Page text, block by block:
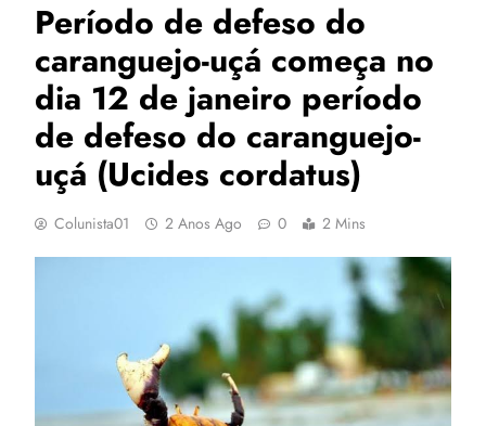
Período de defeso do
caranguejo-uçá começa no
dia 12 de janeiro período
de defeso do caranguejo-
uçá (Ucides cordatus)
Colunista01 2 Anos Ago 0 2 Mins